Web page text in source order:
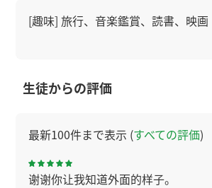
[趣味] 旅行、音楽鑑賞、読書、映画
生徒からの評価
最新100件まで表示 (すべての評価)
谢谢你让我知道外面的样子。